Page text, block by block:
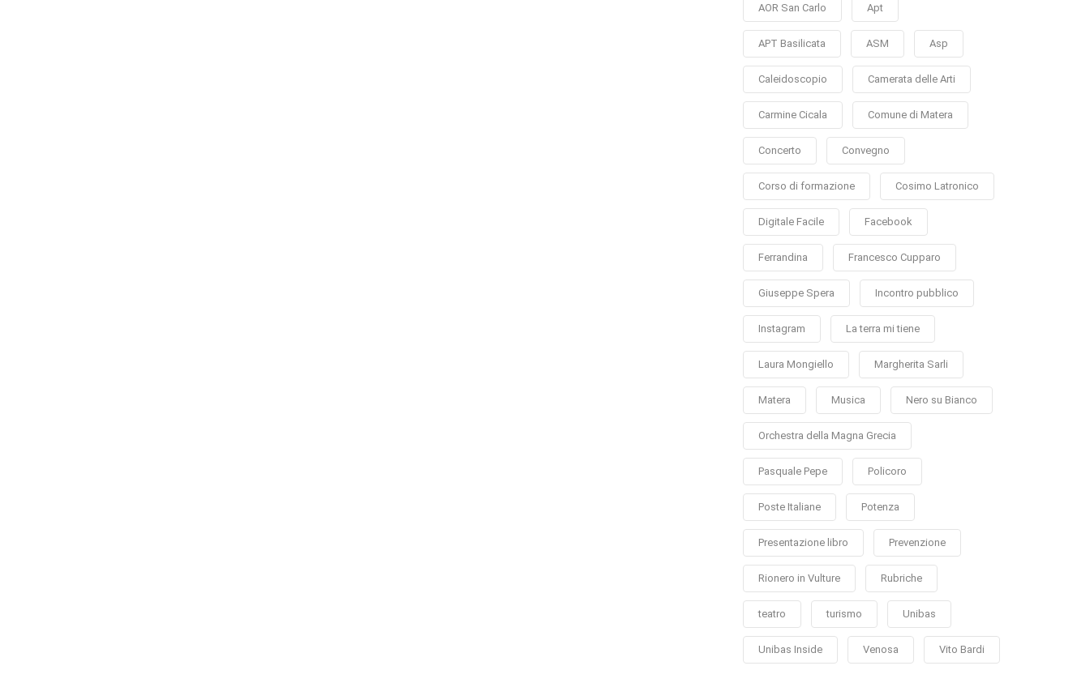
AOR San Carlo Apt
APT Basilicata ASM Asp
Caleidoscopio Camerata delle Arti
Carmine Cicala Comune di Matera
Concerto Convegno
Corso di formazione Cosimo Latronico
Digitale Facile Facebook
Ferrandina Francesco Cupparo
Giuseppe Spera Incontro pubblico
Instagram La terra mi tiene
Laura Mongiello Margherita Sarli
Matera Musica Nero su Bianco
Orchestra della Magna Grecia
Pasquale Pepe Policoro
Poste Italiane Potenza
Presentazione libro Prevenzione
Rionero in Vulture Rubriche
teatro turismo Unibas
Unibas Inside Venosa Vito Bardi